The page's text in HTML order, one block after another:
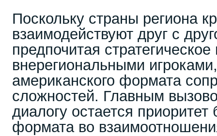
Поскольку страны региона
взаимодействуют друг с
предпочитая
внерегиональными
американского формата
сложностей. Главным
диалогу остается приоритет
формата во